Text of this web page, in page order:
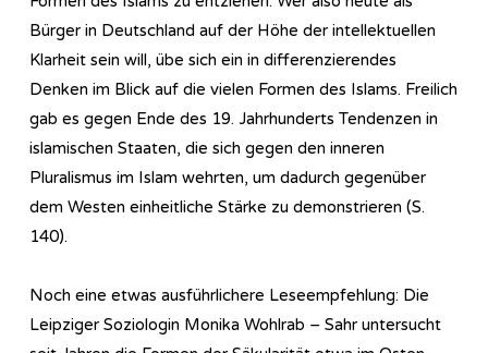
Bürger in Deutschland auf der Höhe der intellektuellen
Klarheit sein will, übe sich ein in differenzierendes
Denken im Blick auf die vielen Formen des Islams. Freilich
gab es gegen Ende des 19. Jahrhunderts Tendenzen in
islamischen Staaten, die sich gegen den inneren
Pluralismus im Islam wehrten, um dadurch gegenüber
dem Westen einheitliche Stärke zu demonstrieren (S.
140).
Noch eine etwas ausführlichere Leseempfehlung: Die
Leipziger Soziologin Monika Wohlrab – Sahr untersucht